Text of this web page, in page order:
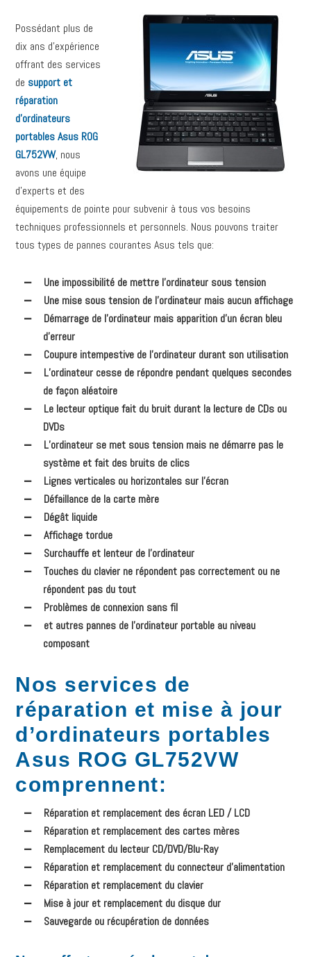
Possédant plus de
dix ans d’expérience
offrant des services
de support et
réparation
d’ordinateurs
portables Asus ROG
GL752VW, nous
avons une équipe
d’experts et des
équipements de pointe pour subvenir à tous vos besoins
techniques professionnels et personnels. Nous pouvons traiter
tous types de pannes courantes Asus tels que:
Une impossibilité de mettre l’ordinateur sous tension
Une mise sous tension de l’ordinateur mais aucun affichage
Démarrage de l’ordinateur mais apparition d’un écran bleu
d’erreur
Coupure intempestive de l’ordinateur durant son utilisation
L’ordinateur cesse de répondre pendant quelques secondes
de façon aléatoire
Le lecteur optique fait du bruit durant la lecture de CDs ou
DVDs
L’ordinateur se met sous tension mais ne démarre pas le
système et fait des bruits de clics
Lignes verticales ou horizontales sur l’écran
Défaillance de la carte mère
Dégât liquide
Affichage tordue
Surchauffe et lenteur de l’ordinateur
Touches du clavier ne répondent pas correctement ou ne
répondent pas du tout
Problèmes de connexion sans fil
et autres pannes de l’ordinateur portable au niveau
composant
Nos services de
réparation et mise à jour
d’ordinateurs portables
Asus ROG GL752VW
comprennent:
Réparation et remplacement des écran LED / LCD
Réparation et remplacement des cartes mères
Remplacement du lecteur CD/DVD/Blu-Ray
Réparation et remplacement du connecteur d’alimentation
Réparation et remplacement du clavier
Mise à jour et remplacement du disque dur
Sauvegarde ou récupération de données